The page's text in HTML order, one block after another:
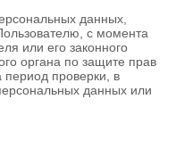
данных,
с момента
или его законного
органа по защите прав
период проверки, в
данных или